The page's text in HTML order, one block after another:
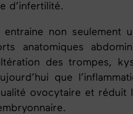
d’infertilité.
entraine non seulement
anatomiques
des trompes,
que
ovocytaire et réduit